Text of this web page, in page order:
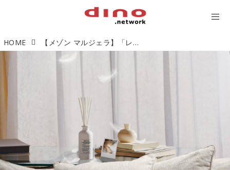
HOME 【メゾン マルジェラ】「レプリカ」シリーズから待望のディフューザーが登場